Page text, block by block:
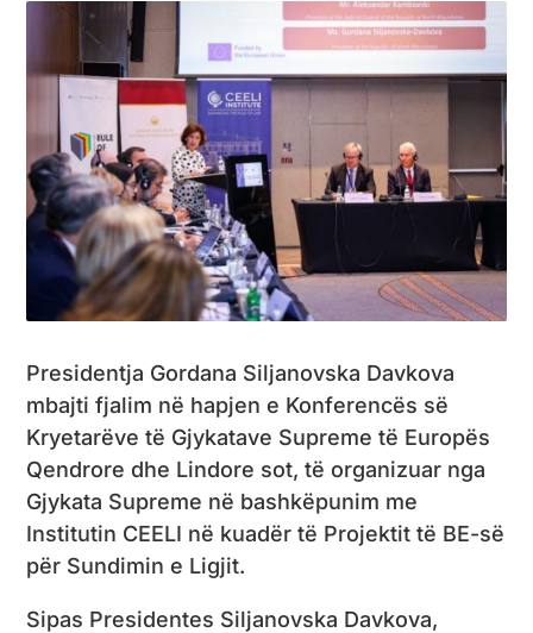
Presidentja Gordana Siljanovska Davkova
mbajti fjalim në hapjen e Konferencës së
Kryetarëve të Gjykatave Supreme të Europës
Qendrore dhe Lindore sot, të organizuar nga
Gjykata Supreme në bashkëpunim me
Institutin CEELI në kuadër të Projektit të BE-së
për Sundimin e Ligjit.
Sipas Presidentes Siljanovska Davkova,